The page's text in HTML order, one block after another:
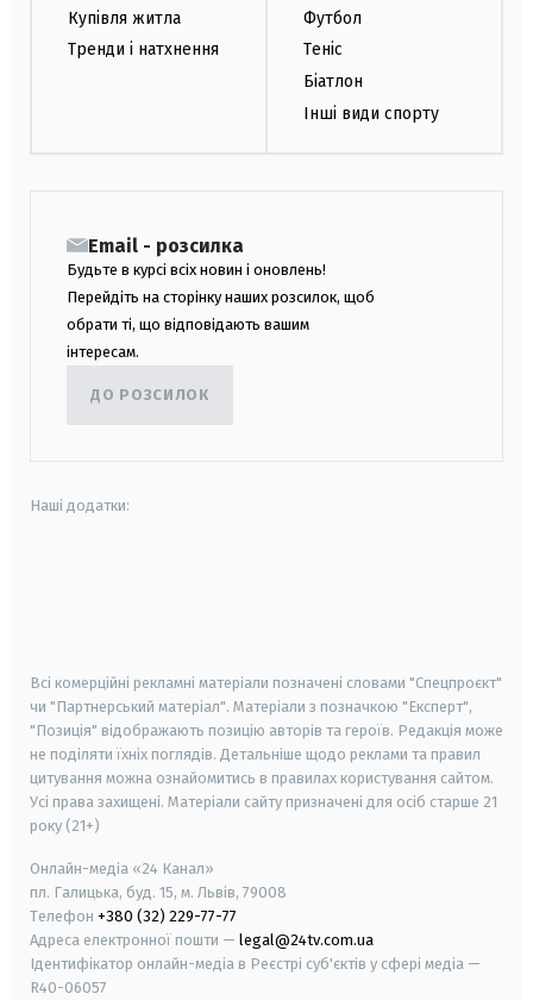
Купівля житла
Тренди і натхнення
Футбол
Теніс
Біатлон
Інші види спорту
Email - розсилка
Будьте в курсі всіх новин і оновлень!
Перейдіть на сторінку наших розсилок, щоб
обрати ті, що відповідають вашим
інтересам.
ДО РОЗСИЛОК
Наші додатки:
Всі комерційні рекламні матеріали позначені словами "Спецпроєкт"
чи "Партнерський матеріал". Матеріали з позначкою "Експерт",
"Позиція" відображають позицію авторів та героїв. Редакція може
не поділяти їхніх поглядів. Детальніше щодо реклами та правил
цитування можна ознайомитись в правилах користування сайтом.
Усі права захищені. Матеріали сайту призначені для осіб старше 21
року (21+)
Онлайн-медіа «24 Канал»
пл. Галицька, буд. 15, м. Львів, 79008
Телефон +380 (32) 229-77-77
Адреса електронної пошти — legal@24tv.com.ua
Ідентифікатор онлайн-медіа в Реєстрі суб'єктів у сфері медіа —
R40-06057